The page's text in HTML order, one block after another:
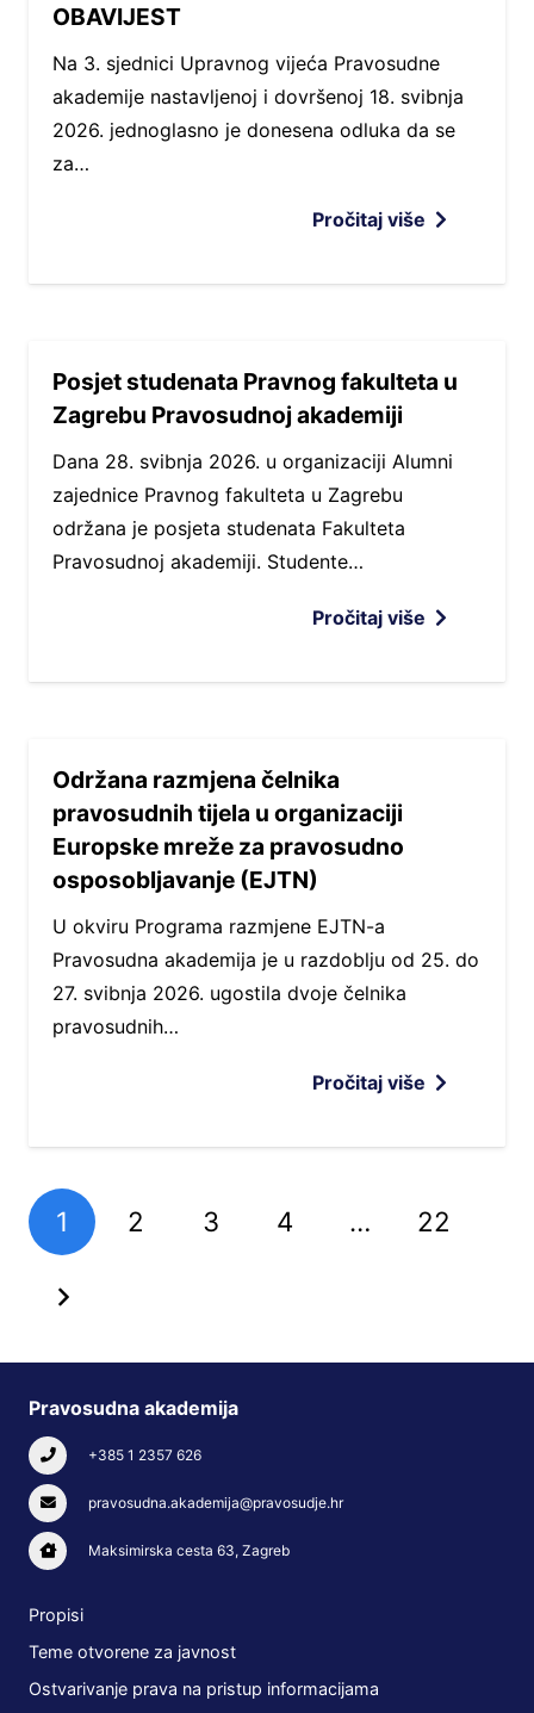
OBAVIJEST
Na 3. sjednici Upravnog vijeća Pravosudne
akademije nastavljenoj i dovršenoj 18. svibnja
2026. jednoglasno je donesena odluka da se
za…
Pročitaj više
Posjet studenata Pravnog fakulteta u
Zagrebu Pravosudnoj akademiji
Dana 28. svibnja 2026. u organizaciji Alumni
zajednice Pravnog fakulteta u Zagrebu
održana je posjeta studenata Fakulteta
Pravosudnoj akademiji. Studente…
Pročitaj više
Održana razmjena čelnika
pravosudnih tijela u organizaciji
Europske mreže za pravosudno
osposobljavanje (EJTN)
U okviru Programa razmjene EJTN-a
Pravosudna akademija je u razdoblju od 25. do
27. svibnja 2026. ugostila dvoje čelnika
pravosudnih…
Pročitaj više
1 2 3 4 … 22
Pravosudna akademija
+385 1 2357 626
pravosudna.akademija@pravosudje.hr
Maksimirska cesta 63, Zagreb
Propisi
Teme otvorene za javnost
Ostvarivanje prava na pristup informacijama